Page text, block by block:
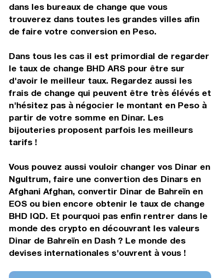
dans les bureaux de change que vous
trouverez dans toutes les grandes villes afin
de faire votre conversion en Peso.
Dans tous les cas il est primordial de regarder
le taux de change BHD ARS pour être sur
d'avoir le meilleur taux. Regardez aussi les
frais de change qui peuvent être très élévés et
n'hésitez pas à négocier le montant en Peso à
partir de votre somme en Dinar. Les
bijouteries proposent parfois les meilleurs
tarifs !
Vous pouvez aussi vouloir changer vos Dinar en
Ngultrum, faire une convertion des Dinars en
Afghani Afghan, convertir Dinar de Bahreïn en
EOS ou bien encore obtenir le taux de change
BHD IQD. Et pourquoi pas enfin rentrer dans le
monde des crypto en découvrant les valeurs
Dinar de Bahreïn en Dash ? Le monde des
devises internationales s'ouvrent à vous !